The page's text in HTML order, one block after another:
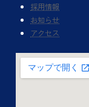
採用情報
お知らせ
アクセス